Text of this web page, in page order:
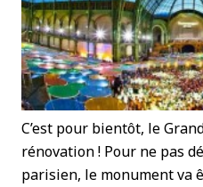
C’est pour bientôt, le
rénovation ! Pour ne pas
parisien, le monument va